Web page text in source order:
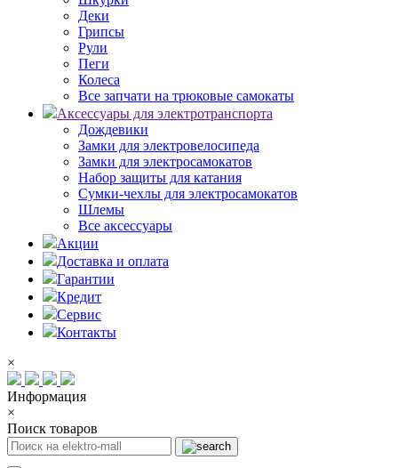
Деки
Грипсы
Рули
Пеги
Колеса
Все запчати на трюковые самокаты
Аксессуары для электротранспорта
Дождевики
Замки для электровелосипеда
Замки для электросамокатов
Набор защиты для катания
Сумки-чехлы для электросамокатов
Шлемы
Все аксессуары
Акции
Доставка и оплата
Гарантии
Кредит
Сервис
Контакты
×
Информация
×
Поиск товаров